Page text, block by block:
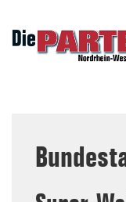
Skip